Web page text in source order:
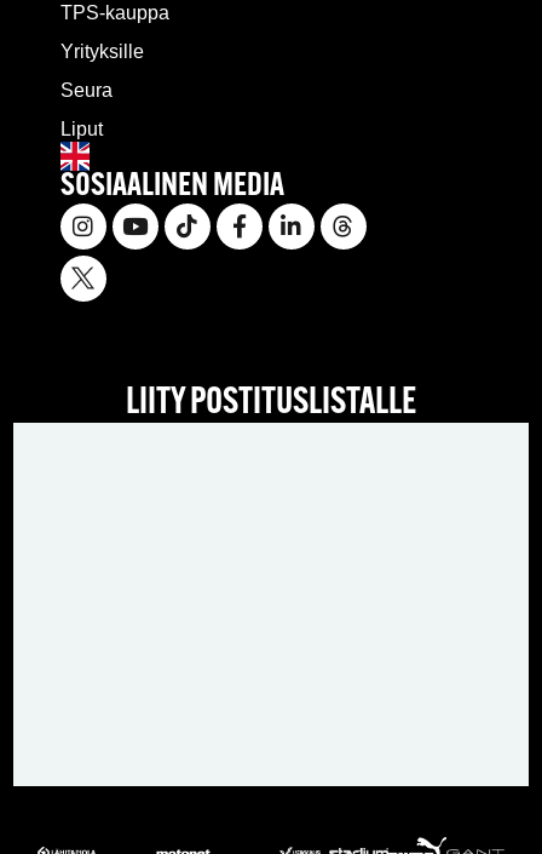
TPS-kauppa
Yrityksille
Seura
Liput
SOSIAALINEN MEDIA
LIITY POSTITUSLISTALLE